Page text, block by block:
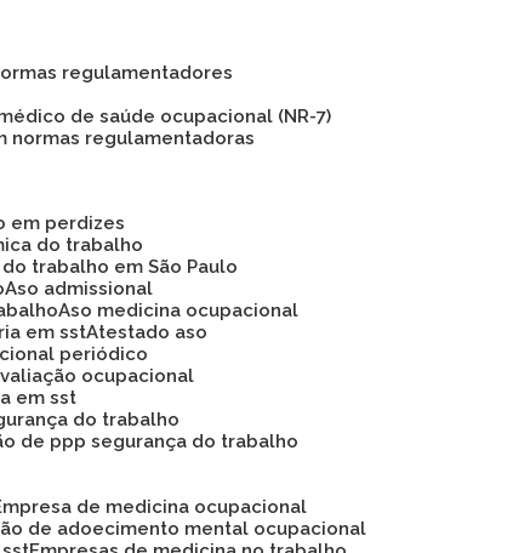
regulamentadores
de saúde ocupacional (NR-7)
normas regulamentadoras
em perdizes
do trabalho
do trabalho em São Paulo
Aso admissional
Aso medicina ocupacional
em sst Atestado aso
periódico
Avaliação ocupacional
em sst
do trabalho
de ppp segurança do trabalho
Empresa de medicina ocupacional
de adoecimento mental ocupacional